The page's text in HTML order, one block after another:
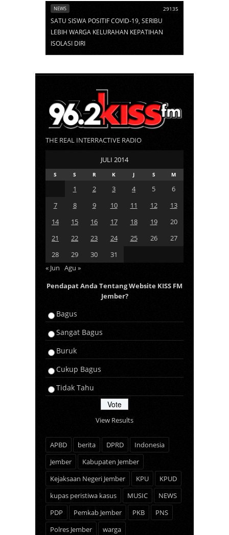
NEWS 29135
SATU SISWA POSITIF COVID-19, SERIBU
LEBIH WARGA KELURAHAN KEPATIHAN
ISOLASI DIRI
THE REAL INTERRACTIVE RADIO
JULI 2014
S S R K J S M
1 2 3 4 5
6
7
8 9 10 11 12
13
14
15 16 17 18 19
20
21
22 23 24 25 26
27
28
29 30
31
« Jun Agu »
Pendapat Anda Tentang Website KISS FM
Jember?
Bagus
Sangat Bagus
Buruk
Cukup Bagus
Tidak Tahu
View Results
APBD berita DPRD
Indonesia
Jember
Kabupaten Jember
Kejaksaan Negeri Jember
KPU
KPUD
kupas peristiwa kasus
MUSIC
NEWS
PDP
Pemkab Jember PKB
PNS
Polres Jember
warga